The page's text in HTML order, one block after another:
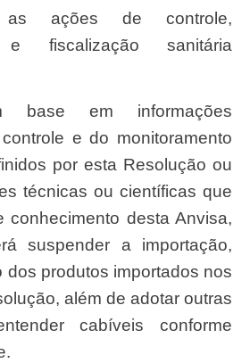
e fiscalização sanitária
e do monitoramento
por esta Resolução ou
técnicas ou científicas que
conhecimento desta Anvisa,
suspender a importação,
dos produtos importados nos
além de adotar outras
cabíveis conforme